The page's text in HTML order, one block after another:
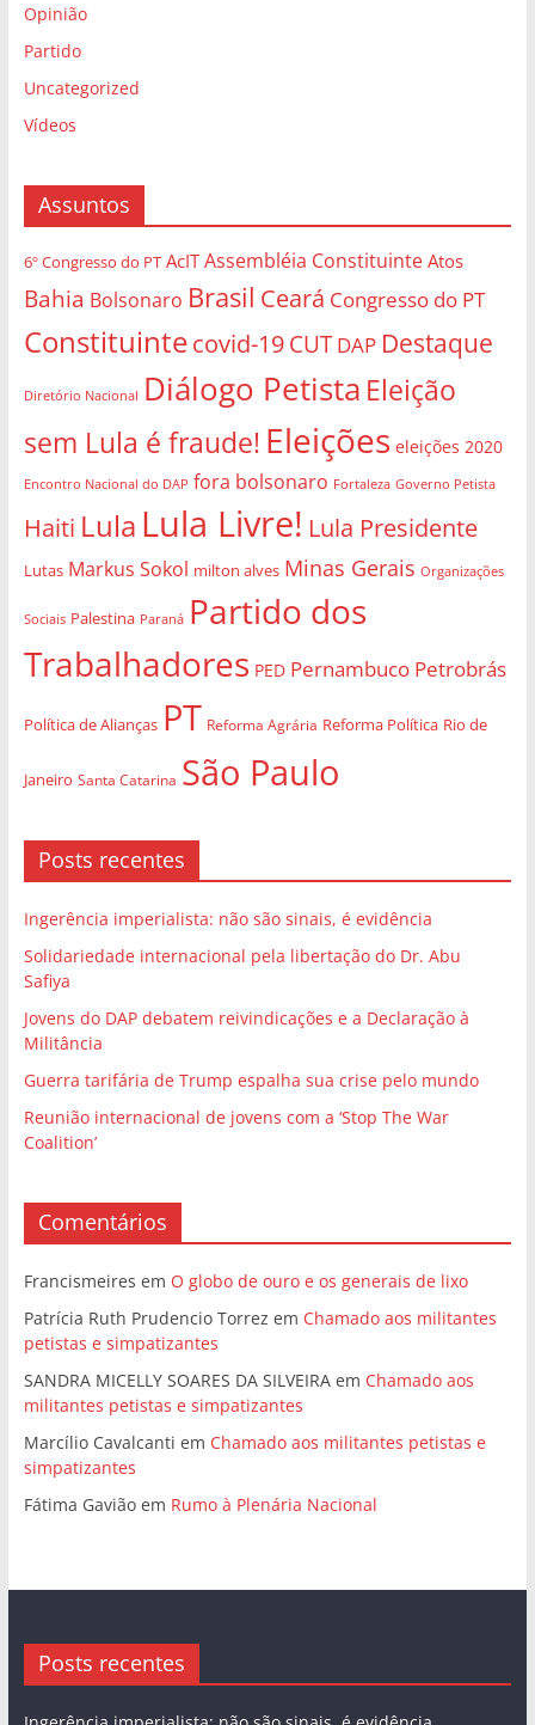
Opinião
Partido
Uncategorized
Vídeos
Assuntos
6º Congresso do PT AcIT Assembléia Constituinte Atos
Bahia Bolsonaro Brasil Ceará Congresso do PT
Constituintecovid-19CUT DAP Destaque
Diretório Nacional Diálogo Petista Eleição
sem Lula é fraude! Eleições eleições 2020
Encontro Nacional do DAP fora bolsonaro Fortaleza Governo Petista
Haiti Lula Lula Livre! Lula Presidente
Lutas Markus Sokol milton alves Minas Gerais Organizações
Sociais Palestina Paraná Partido dos
Trabalhadores PED Pernambuco Petrobrás
Política de Alianças PT Reforma Agrária Reforma Política Rio de
Janeiro Santa Catarina São Paulo
Posts recentes
Ingerência imperialista: não são sinais, é evidência
Solidariedade internacional pela libertação do Dr. Abu
Safiya
Jovens do DAP debatem reivindicações e a Declaração à
Militância
Guerra tarifária de Trump espalha sua crise pelo mundo
Reunião internacional de jovens com a ‘Stop The War
Coalition’
Comentários
Francismeires em O globo de ouro e os generais de lixo
Patrícia Ruth Prudencio Torrez em Chamado aos militantes
petistas e simpatizantes
SANDRA MICELLY SOARES DA SILVEIRAem Chamado aos
militantes petistas e simpatizantes
Marcílio Cavalcanti em Chamado aos militantes petistas e
simpatizantes
Fátima Gaviãoem Rumo à Plenária Nacional
Posts recentes